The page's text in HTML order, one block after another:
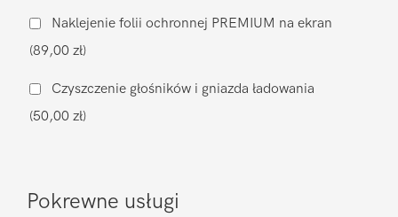
Apple
iPhone
XS
Max
Naklejenie folii ochronnej PREMIUM na ekran
(89,00 zł)
Czyszczenie głośników i gniazda ładowania
(50,00 zł)
Pokrewne usługi